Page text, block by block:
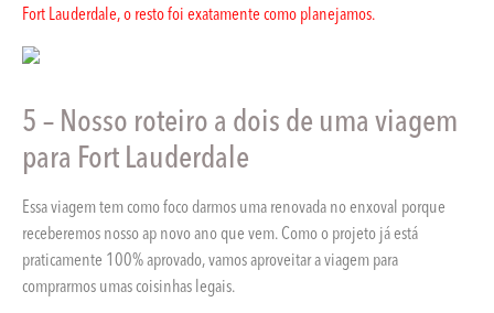
Fort Lauderdale, o resto foi exatamente como planejamos.
5 – Nosso roteiro a dois de uma viagem
para Fort Lauderdale
Essa viagem tem como foco darmos uma renovada no enxoval porque
receberemos nosso ap novo ano que vem. Como o projeto já está
praticamente 100% aprovado, vamos aproveitar a viagem para
comprarmos umas coisinhas legais.